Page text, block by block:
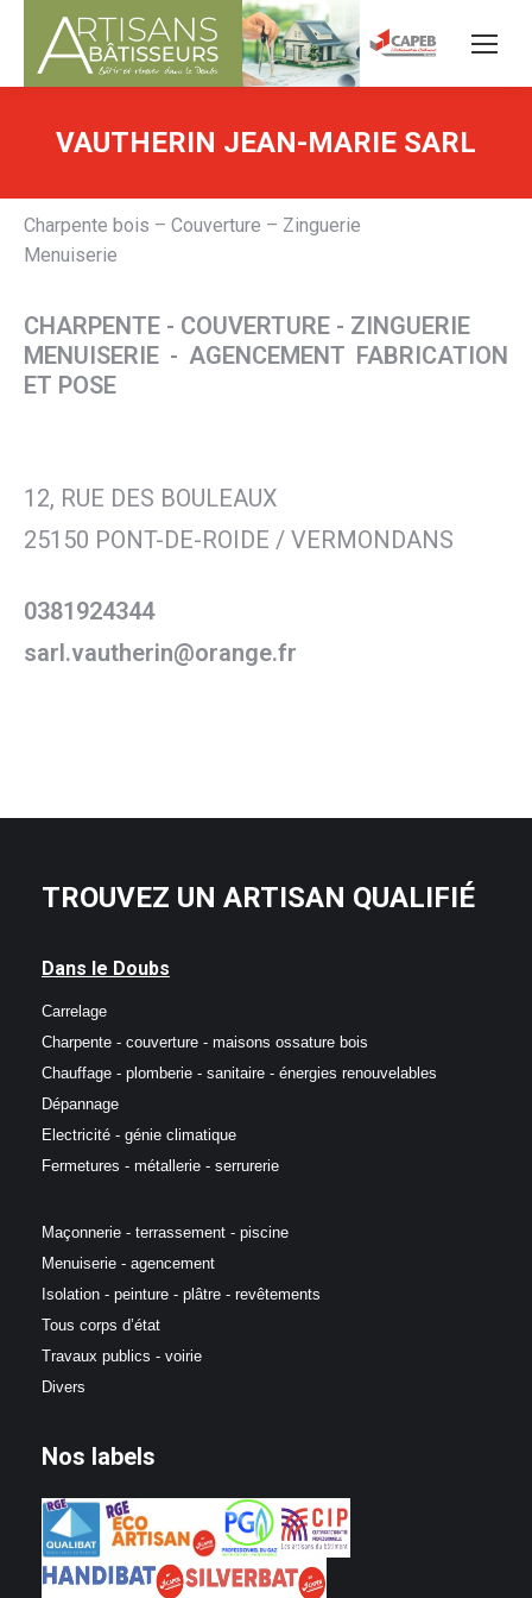
VAUTHERIN JEAN-MARIE SARL
Charpente bois – Couverture – Zinguerie
Menuiserie
CHARPENTE - COUVERTURE - ZINGUERIE
MENUISERIE - AGENCEMENT FABRICATION
ET POSE
12, RUE DES BOULEAUX
25150 PONT-DE-ROIDE / VERMONDANS
0381924344
sarl.vautherin@orange.fr
TROUVEZ UN ARTISAN QUALIFIÉ
Dans le Doubs
Carrelage
Charpente - couverture - maisons ossature bois
Chauffage - plomberie - sanitaire - énergies renouvelables
Dépannage
Electricité - génie climatique
Fermetures - métallerie - serrurerie
Maçonnerie - terrassement - piscine
Menuiserie - agencement
Isolation - peinture - plâtre - revêtements
Tous corps d’état
Travaux publics - voirie
Divers
Nos labels